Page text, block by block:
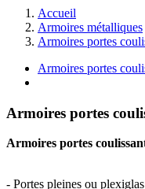
Accueil
Armoires métalliques
Armoires portes
Armoires portes
Armoires portes
Armoires
- Portes pleines ou plexiglas